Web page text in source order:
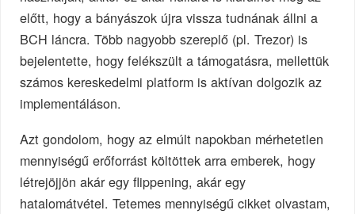
előtt, hogy a bányászok újra vissza tudnának állni a
BCH láncra. Több nagyobb szereplő (pl. Trezor) is
bejelentette, hogy felékszült a támogatásra, mellettük
számos kereskedelmi platform is aktívan dolgozik az
implementáláson.
Azt gondolom, hogy az elmúlt napokban mérhetetlen
mennyiségű erőforrást költöttek arra emberek, hogy
létrejöjjön akár egy flippening, akár egy
hatalomátvétel. Tetemes mennyiségű cikket olvastam,